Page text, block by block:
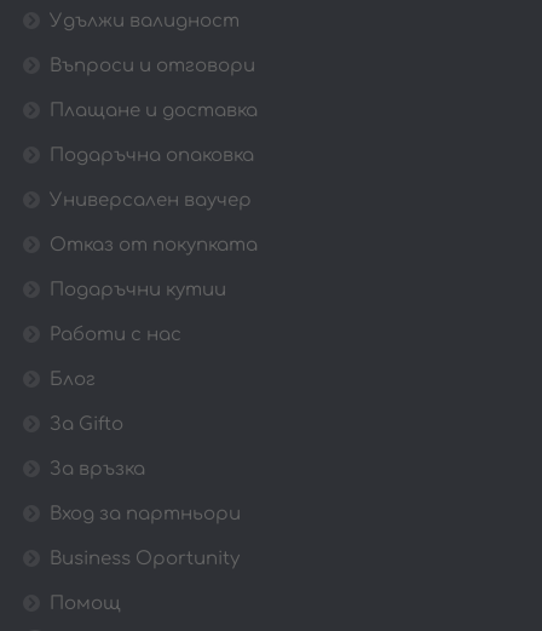
Удължи валидност
Въпроси и отговори
Плащане и доставка
Подаръчна опаковка
Универсален ваучер
Отказ от покупката
Подаръчни кутии
Работи с нас
Блог
За Gifto
За връзка
Вход за партньори
Business Oportunity
Помощ